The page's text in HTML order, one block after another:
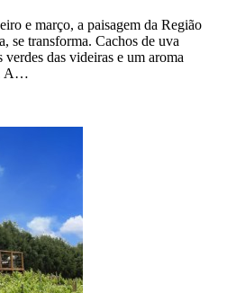
e março, a paisagem da Região
se transforma. Cachos de uva
das videiras e um aroma
A…